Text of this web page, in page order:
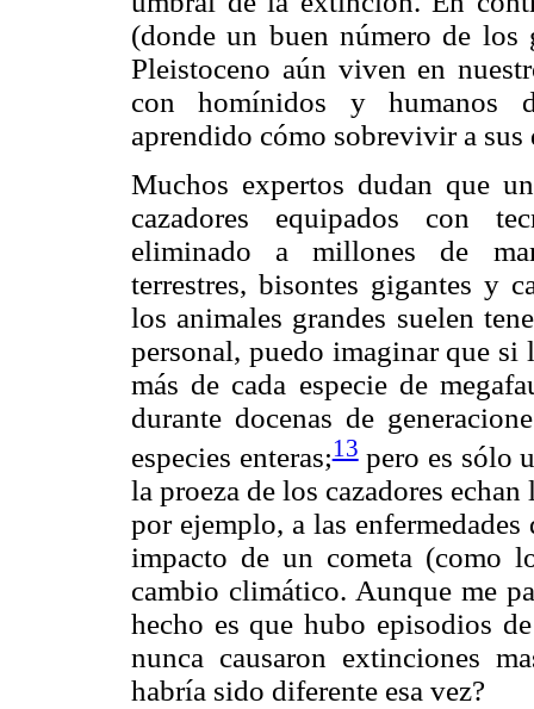
(donde un buen número de los
Pleistoceno aún viven en
con homínidos y humanos
aprendido cómo sobrevivir a sus
Muchos expertos dudan que
cazadores equipados con
eliminado a millones de
terrestres, bisontes gigantes y
los animales grandes suelen
personal, puedo imaginar que si
más de cada especie de
durante docenas de
especies enteras;13pero es sólo
la proeza de los cazadores
por ejemplo, a las
impacto de un cometa (como
cambio climático. Aunque me
hecho es que hubo episodios
nunca causaron extinciones
habría sido diferente esa vez?